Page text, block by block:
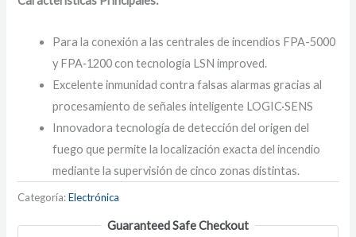
Para la conexión a las centrales de incendios FPA-5000
y FPA‑1200 con tecnología LSN improved.
Excelente inmunidad contra falsas alarmas gracias al
procesamiento de señales inteligente LOGIC·SENS
Innovadora tecnología de detección del origen del
fuego que permite la localización exacta del incendio
mediante la supervisión de cinco zonas distintas.
Categoría:Electrónica
Guaranteed Safe Checkout